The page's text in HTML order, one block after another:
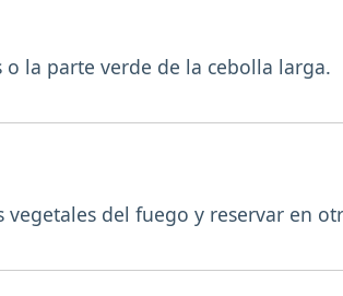
la parte verde de la cebolla larga.
del fuego y reservar en